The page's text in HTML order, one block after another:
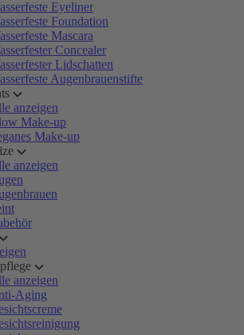
Eyeliner
Foundation
Mascara
Concealer
Lidschatten
Augenbrauenstifte
anzeigen
Make-up
Make-up
anzeigen
anzeigen
Aging